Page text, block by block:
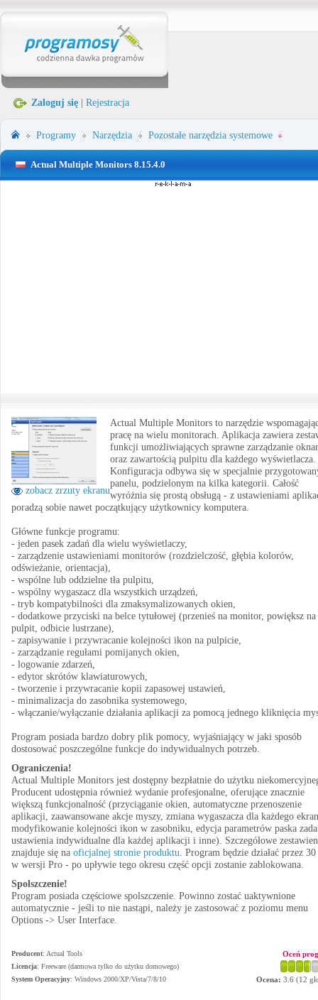
Zaloguj się Rejestracja
Programy Narzędzia Pozostałe narzędzia systemowe
Actual Multiple Monitors 8.15.4.0
zobacz zrzuty ekranu
Actual Multiple Monitors to narzędzie
pracę na wielu monitorach. Aplikacja zawiera
funkcji umożliwiających sprawne zarządzanie
oraz zawartością pulpitu dla każdego wyświetlacza.
Konfiguracja odbywa się w specjalnie
panelu, podzielonym na kilka kategorii. Całość
wyróżnia się prostą obsługą - z ustawieniami
poradzą sobie nawet początkujący użytkownicy komputera.
Główne funkcje programu:
- jeden pasek zadań dla wielu wyświetlaczy,
- zarządzenie ustawieniami monitorów (rozdzielczość, głębia kolorów,
odświeżanie, orientacja),
- wspólne lub oddzielne tła pulpitu,
- wspólny wygaszacz dla wszystkich urządzeń,
- tryb kompatybilności dla zmaksymalizowanych okien,
- dodatkowe przyciski na belce tytułowej (przenieś na monitor, powiększ na
pulpit, odbicie lustrzane),
- zapisywanie i przywracanie kolejności ikon na pulpicie,
- zarządzanie regułami pomijanych okien,
- logowanie zdarzeń,
- edytor skrótów klawiaturowych,
- tworzenie i przywracanie kopii zapasowej ustawień,
- minimalizacja do zasobnika systemowego,
- włączanie/wyłączanie działania aplikacji za pomocą jednego kliknięcia
Program posiada bardzo dobry plik pomocy, wyjaśniający w jaki sposób
dostosować poszczególne funkcje do indywidualnych potrzeb.
Ograniczenia!
Actual Multiple Monitors jest dostępny bezpłatnie do użytku
Producent udostępnia również wydanie profesjonalne, oferujące znacznie
większą funkcjonalność (przyciąganie okien, automatyczne przenoszenie
aplikacji, zaawansowane akcje myszy, zmiana wygaszacza dla każdego
modyfikowanie kolejności ikon w zasobniku, edycja parametrów paska
ustawienia indywidualne dla każdej aplikacji i inne). Szczegółowe
znajduje się na oficjalnej stronie produktu. Program będzie działać przez
w wersji Pro - po upływie tego okresu część opcji zostanie zablokowana.
Spolszczenie!
Program posiada częściowe spolszczenie. Powinno zostać uaktywnione
automatycznie - jeśli to nie nastąpi, należy je zastosować z poziomu menu
Options -> User Interface.
Producent: Actual Tools
Licencja: Freeware (darmowa tylko do użytku domowego)
System Operacyjny: Windows 2000/XP/Vista/7/8/10
Oceń
Ocena: 3.6 (12